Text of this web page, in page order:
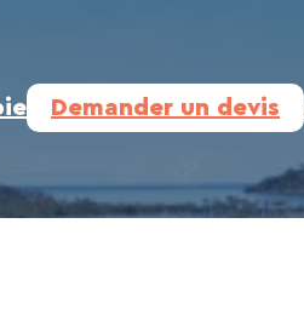
Demander un devis